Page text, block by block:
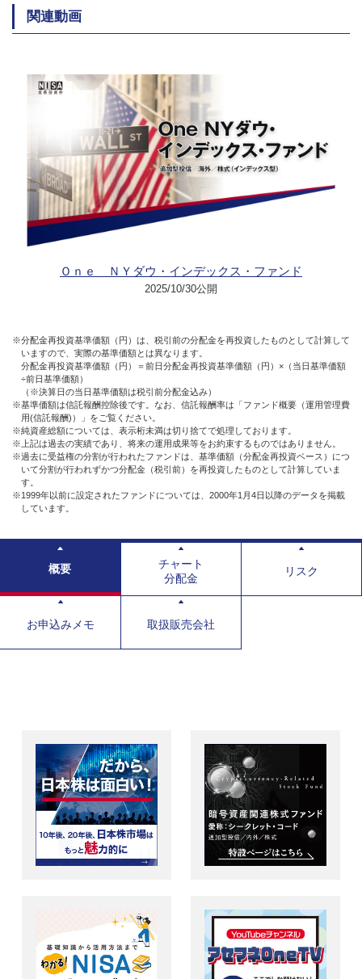
関連動画
Ｏｎｅ ＮＹダウ・インデックス・ファンド
2025/10/30公開
※分配金再投資基準価額（円）は、税引前の分配金を再投資したものとして計算して
いますので、実際の基準価額とは異なります。
分配金再投資基準価額（円）＝前日分配金再投資基準価額（円）×（当日基準価額
÷前日基準価額）
（※決算日の当日基準価額は税引前分配金込み）
※基準価額は信託報酬控除後です。なお、信託報酬率は「ファンド概要（運用管理費
用(信託報酬)）」をご覧ください。
※純資産総額については、表示桁未満は切り捨てで処理しております。
※上記は過去の実績であり、将来の運用成果等をお約束するものではありません。
※過去に受益権の分割が行われたファンドは、基準価額（分配金再投資ベース）につ
いて分割が行われずかつ分配金（税引前）を再投資したものとして計算していま
す。
※1999年以前に設定されたファンドについては、2000年1月4日以降のデータを掲載
しています。
概要
チャート
分配金
リスク
お申込みメモ 取扱販売会社